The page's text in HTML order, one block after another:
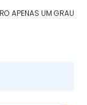
APENAS UM GRAU